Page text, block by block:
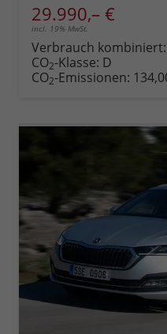
29.990,– €
incl. 19% MwSt.
Verbrauch kombiniert:
CO2-Klasse: D
CO2-Emissionen: